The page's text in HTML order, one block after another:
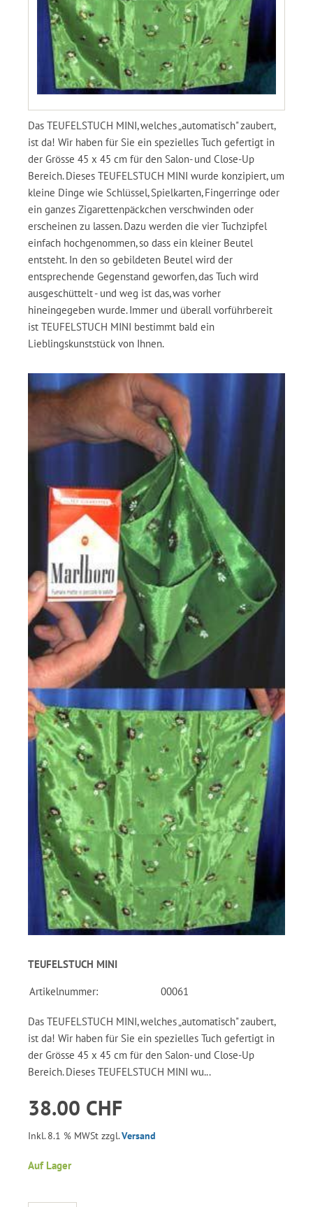
Das TEUFELSTUCH MINI, welches „automatisch" zaubert,
ist da! Wir haben für Sie ein spezielles Tuch gefertigt in
der Grösse 45 x 45 cm für den Salon- und Close-Up
Bereich. Dieses TEUFELSTUCH MINI wurde konzipiert, um
kleine Dinge wie Schlüssel, Spielkarten, Fingerringe oder
ein ganzes Zigarettenpäckchen verschwinden oder
erscheinen zu lassen. Dazu werden die vier Tuchzipfel
einfach hochgenommen, so dass ein kleiner Beutel
entsteht. In den so gebildeten Beutel wird der
entsprechende Gegenstand geworfen, das Tuch wird
ausgeschüttelt - und weg ist das, was vorher
hineingegeben wurde. Immer und überall vorführbereit
ist TEUFELSTUCH MINI bestimmt bald ein
Lieblingskunststück von Ihnen.
TEUFELSTUCH MINI
Artikelnummer: 00061
Das TEUFELSTUCH MINI, welches „automatisch" zaubert,
ist da! Wir haben für Sie ein spezielles Tuch gefertigt in
der Grösse 45 x 45 cm für den Salon- und Close-Up
Bereich. Dieses TEUFELSTUCH MINI wu...
38.00 CHF
Inkl. 8.1 % MWSt zzgl.Versand
Auf Lager